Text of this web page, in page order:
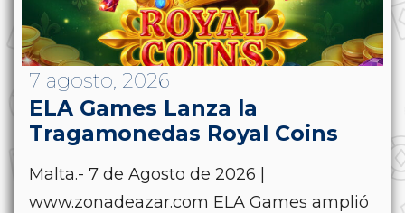
7 agosto, 2026
ELA Games Lanza la
Tragamonedas Royal Coins
Malta.- 7 de Agosto de 2026 |
www.zonadeazar.com ELA Games amplió